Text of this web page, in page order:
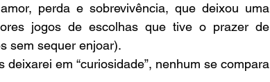
perda e sobrevivência, que deixou uma
jogos de escolhas que tive o prazer de
sem sequer enjoar).
em “curiosidade”, nenhum se compara